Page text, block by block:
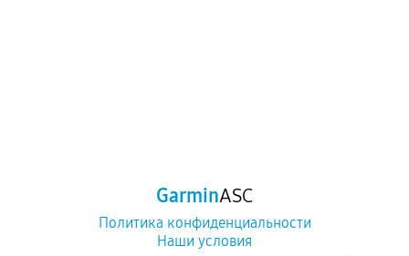
GarminASC
Политика конфиденциальности
Наши условия